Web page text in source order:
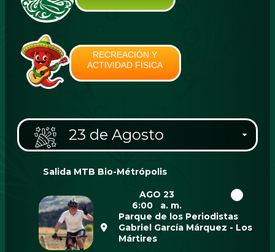
RECREACIÓN Y
ACTIVIDAD FÍSICA
23 de Agosto
AGO 23
6:00 a. m.
Salida MTB Bio-Métrópolis
Parque de los Periodistas
Gabriel García Márquez - Los
Mártires